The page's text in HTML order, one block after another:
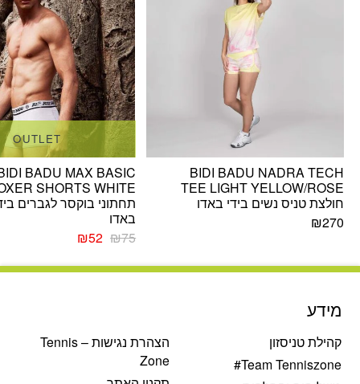
BIDI BADU NADRA TECH
TEE LIGHT YELLOW/ROSE
חולצת טניס נשים בידי באדו
₪270
OUTLET
BADU MAX BASIC
SHORTS WHITE
תחתוני בוקסר לגברים
באדו
₪75
המחיר
היה:
₪52 המחיר
הוא:
מידע
קהילת טניסזון
Team Tenniszone#
הצהרת נגישות – Tennis
Zone